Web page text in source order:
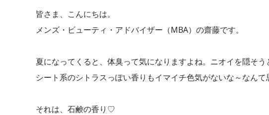
皆さま、こんにちは。
メンズ・ビューティ・アドバイザー（MBA）の齋藤です。
夏になってくると、体臭って気になりますよね。ニオイを隠そ
シート系のシトラスっぽい香りもイマイチ色気がないな～なん
それは、石鹸の香り♡